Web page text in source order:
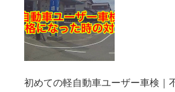
初めての軽自動車ユーザー車検｜